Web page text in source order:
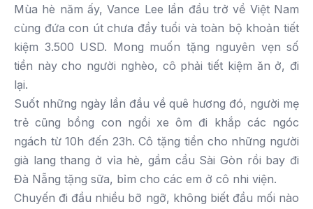
Mùa hè năm ấy, Vance Lee lần đầu trở về Việt Nam
cùng đứa con út chưa đầy tuổi và toàn bộ khoản tiết
kiệm 3.500 USD. Mong muốn tặng nguyên vẹn số
tiền này cho người nghèo, cô phải tiết kiệm ăn ở, đi
lại.
Suốt những ngày lần đầu về quê hương đó, người mẹ
trẻ cũng bồng con ngồi xe ôm đi khắp các ngóc
ngách từ 10h đến 23h. Cô tặng tiền cho những người
già lang thang ở vỉa hè, gầm cầu Sài Gòn rồi bay đi
Đà Nẵng tặng sữa, bỉm cho các em ở cô nhi viện.
Chuyến đi đầu nhiều bỡ ngỡ, không biết đầu mối nào